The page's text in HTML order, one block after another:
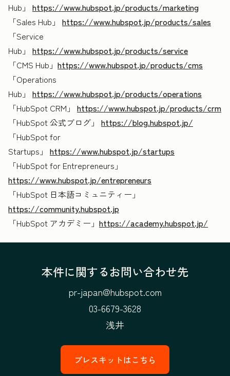
Hub」 https://www.hubspot.jp/products/marketing
「Sales Hub」 https://www.hubspot.jp/products/sales
「Service
Hub」 https://www.hubspot.jp/products/service
「CMS Hub」 https://www.hubspot.jp/products/cms
「Operations
Hub」 https://www.hubspot.jp/products/operations
「HubSpot CRM」 https://www.hubspot.jp/products/crm
「HubSpot 公式ブログ」 https://blog.hubspot.jp/
「HubSpot for
Startups」 https://www.hubspot.jp/startups
「HubSpot for Entrepreneurs」
https://www.hubspot.jp/entrepreneurs
「HubSpot 日本語コミュニティー」
https://community.hubspot.jp
「HubSpot アカデミー」 https://academy.hubspot.jp/
本件に関するお問い合わせ先
pr-japan@hubspot.com
03-6679-3628
浅井
プレスキットはこちら